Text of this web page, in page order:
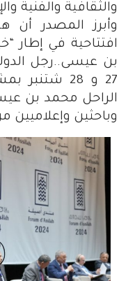
والثقافية والفنية
وأبرز المصدر أن
افتتاحية في إطار
27 و 28
الراحل محمد بن
وباحثين وإعلاميين